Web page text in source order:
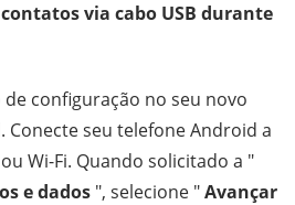
via cabo USB durante
configuração no seu novo
Conecte seu telefone Android a
Wi-Fi. Quando solicitado a "
e dados ", selecione "Avançar